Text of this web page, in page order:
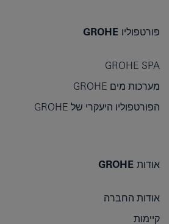
פורטפוליו GROHE
GROHE SPA
מערכות מים GROHE
הפורטפוליו היעקרי של GROHE
אודות GROHE
אודות החברה
קיימות